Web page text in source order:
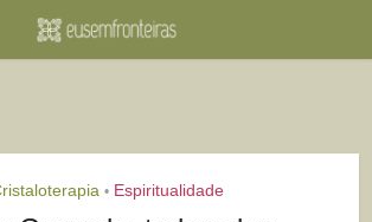
• Espiritualidade